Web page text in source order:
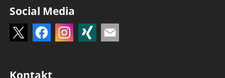
Social Media